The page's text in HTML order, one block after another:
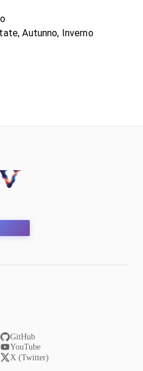
Autunno, Inverno
GitHub
YouTube
X (Twitter)